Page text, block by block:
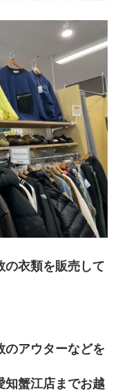
の衣類を販売して
のアウターなどを
知蟹江店までお越